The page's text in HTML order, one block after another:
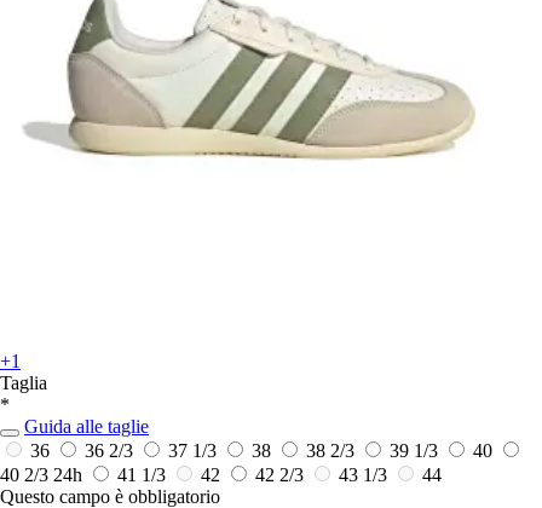
+1
Taglia
*
Guida alle taglie
36
36 2/3 37 1/3 38 38 2/3 39 1/3
40
40 2/3 24h 41 1/3 42 42 2/3 43 1/3
44
Questo campo è obbligatorio